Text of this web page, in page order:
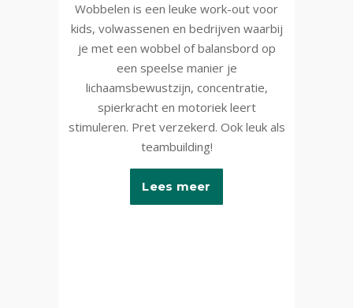
Wobbelen is een leuke work-out voor
kids, volwassenen en bedrijven waarbij
je met een wobbel of balansbord op
een speelse manier je
lichaamsbewustzijn, concentratie,
spierkracht en motoriek leert
stimuleren. Pret verzekerd. Ook leuk als
teambuilding!
Lees meer